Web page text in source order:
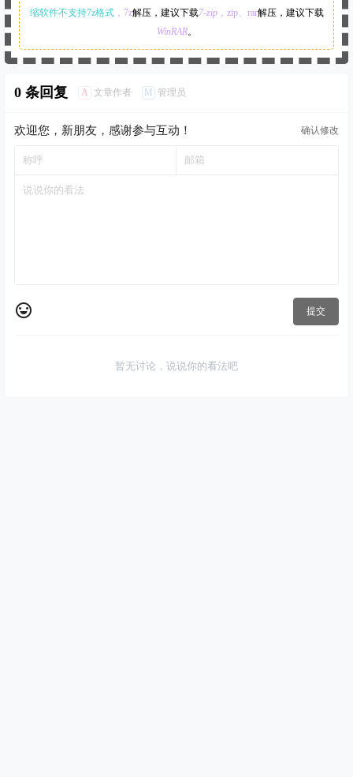
缩软件不支持7z格式，7z解压，建议下载7-zip，zip、rar解压，建议下载
WinRAR。
0 条回复 A 文章作者 M 管理员
欢迎您，新朋友，感谢参与互动！ 确认修改
提交
暂无讨论，说说你的看法吧